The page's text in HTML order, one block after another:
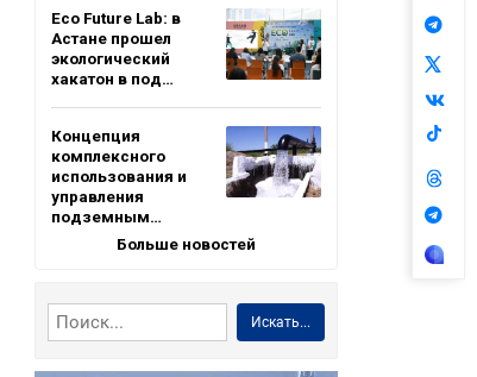
Eco Future Lab: в
Астане прошел
экологический
хакатон в под…
Концепция
комплексного
использования и
управления
подземным…
Больше новостей
Искать...